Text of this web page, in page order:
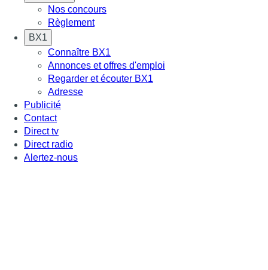
Nos concours
Règlement
BX1
Connaître BX1
Annonces et offres d'emploi
Regarder et écouter BX1
Adresse
Publicité
Contact
Direct tv
Direct radio
Alertez-nous